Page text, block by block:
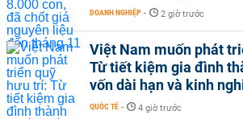
DOANH NGHIỆP - 2 giờ trước
Việt Nam muốn phát
Từ tiết kiệm gia đình
vốn dài hạn và kinh
QUỐC TẾ - 4 giờ trước